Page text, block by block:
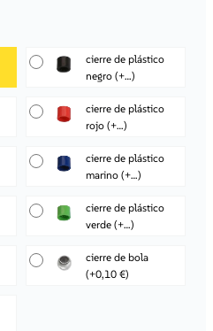
cierre de plástico
negro (+…)
cierre de plástico
rojo (+…)
cierre de plástico
marino (+…)
cierre de plástico
verde (+…)
cierre de bola
(+0,10 €)